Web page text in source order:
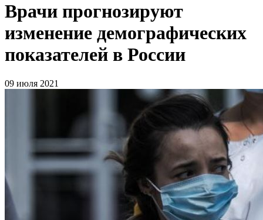
Врачи прогнозируют
изменение демографических
показателей в России
09 июля 2021